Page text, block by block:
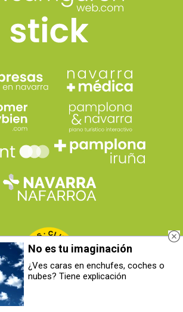
tras darse a
riesgo a
llevaba
Este sábado se celebra el Día de
No es tu imaginación
¿Ves caras en enchufes, coches o
nubes? Tiene explicación